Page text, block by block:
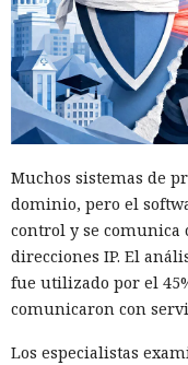
Muchos sistemas de
dominio, pero el
control y se comunica
direcciones IP. El
fue utilizado por el
comunicaron con
Los especialistas